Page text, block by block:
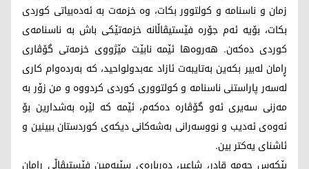
زمان و ناسنامە و کولتوور بکات، وە خزمەت بە ئەدەبیاتی کوردی
بکات، بۆیە ئەم جۆرە فێستیڤاڵانە خزمەتێکی باش بە ناسنامەی
کوردی دەکەن. هەروەها ئێمە نابێت مێژووی خزمەتی گۆڤاری
ڕامان لەبیر بکەین بەتایبەت ئازاد عەبدولواحید، کە بەردەوام کاری
لەسەر پاراستنی ناسنامە و کولتووری کوردی کردووە و من زۆر بە
مەزنی سەیری ئەو گۆڤارە دەکەم، ئێمە کە لێرە بەشدارین بۆ
ئەوەی ئەدیب و نووسەرانی بەشەکانی دیکەی کوردستان ببینین و
ئاشنای یەکتر بین.